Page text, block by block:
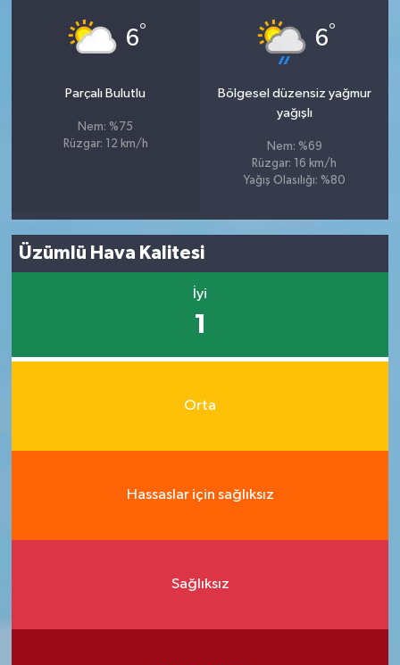
6°
Parçalı Bulutlu
Nem: %75
Rüzgar: 12 km/h
6°
Bölgesel düzensiz yağmur
yağışlı
Nem: %69
Rüzgar: 16 km/h
Yağış Olasılığı: %80
Üzümlü Hava Kalitesi
İyi
1
Orta
Hassaslar için sağlıksız
Sağlıksız